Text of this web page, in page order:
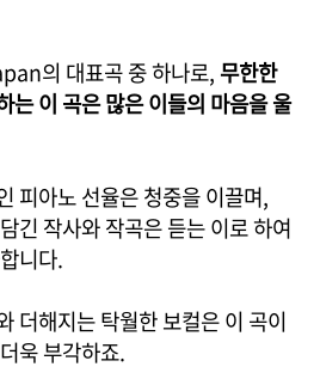
의 대표곡 중 하나로, 무한한
는 이 곡은 많은 이들의 마음을 울
피아노 선율은 청중을 이끌며,
긴 작사와 작곡은 듣는 이로 하여
니다.
더해지는 탁월한 보컬은 이 곡이
욱 부각하죠.